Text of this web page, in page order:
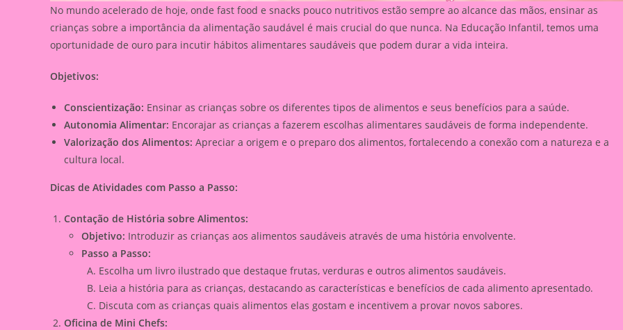
No mundo acelerado de hoje, onde fast food e snacks pouco nutritivos estão sempre ao alcance das mãos, ensinar as
crianças sobre a importância da alimentação saudável é mais crucial do que nunca. Na Educação Infantil, temos uma
oportunidade de ouro para incutir hábitos alimentares saudáveis que podem durar a vida inteira.
Objetivos:
Conscientização: Ensinar as crianças sobre os diferentes tipos de alimentos e seus benefícios para a saúde.
Autonomia Alimentar: Encorajar as crianças a fazerem escolhas alimentares saudáveis de forma independente.
Valorização dos Alimentos: Apreciar a origem e o preparo dos alimentos, fortalecendo a conexão com a natureza e a
cultura local.
Dicas de Atividades com Passo a Passo:
Contação de História sobre Alimentos:
Objetivo: Introduzir as crianças aos alimentos saudáveis através de uma história envolvente.
Passo a Passo:
Escolha um livro ilustrado que destaque frutas, verduras e outros alimentos saudáveis.
Leia a história para as crianças, destacando as características e benefícios de cada alimento apresentado.
Discuta com as crianças quais alimentos elas gostam e incentivem a provar novos sabores.
Oficina de Mini Chefs: